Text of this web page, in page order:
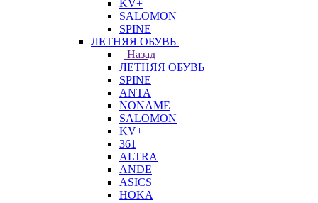
KV+
SALOMON
SPINE
ЛЕТНЯЯ ОБУВЬ
Назад
ЛЕТНЯЯ ОБУВЬ
SPINE
ANTA
NONAME
SALOMON
KV+
361
ALTRA
ANDE
ASICS
HOKA